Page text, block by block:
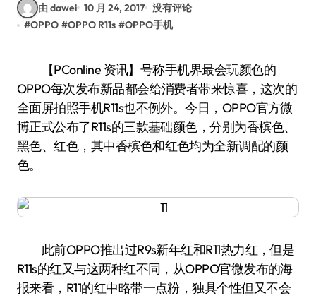
由 dawei 10 月 24, 2017 没有评论
#OPPO #OPPO R11s #OPPO手机
【PConline 资讯】号称手机界最会玩颜色的
OPPO每次发布新品都会给消费者带来惊喜，这次的
全面屏拍照手机R11s也不例外。今日，OPPO官方微
博正式公布了R11s的三款基础颜色，分别为香槟色、
黑色、红色，其中香槟色和红色均为全新调配的颜
色。
此前OPPO推出过R9s新年红和R11热力红，但是
R11s的红又与这两种红不同，从OPPO官微发布的海
报来看，R11的红中略带一点粉，独具个性但又不会